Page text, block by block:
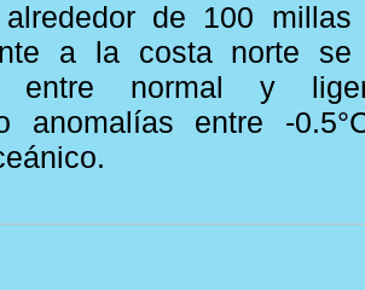
alrededor de 100
a la costa norte se
entre normal y
anomalías entre -